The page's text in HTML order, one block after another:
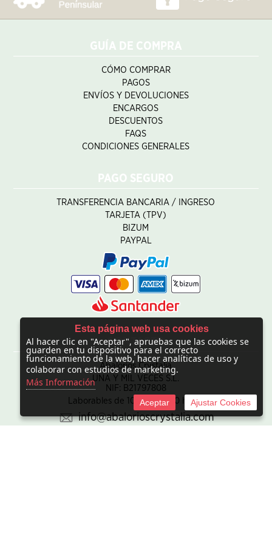
GUÍA DE COMPRA
CÓMO COMPRAR
PAGOS
ENVÍOS Y DEVOLUCIONES
ENCARGOS
DESCUENTOS
FAQS
CONDICIONES GENERALES
PAGO SEGURO
TRANSFERENCIA BANCARIA / INGRESO
TARJETA (TPV)
BIZUM
PAYPAL
CONTACTO
Abalorios Crystalia
UNA Y MIL VECES S.L.
NIF: B21797808
Laborables de 10:00 - 20:00 horas
info@abalorioscrystalia.com
Esta página web usa cookies
Al hacer clic en "Aceptar", apruebas que las cookies se
guarden en tu dispositivo para el correcto
funcionamiento de la web, hacer analíticas de uso y
colaborar con estudios de marketing.
Más Información
Aceptar Ajustar Cookies